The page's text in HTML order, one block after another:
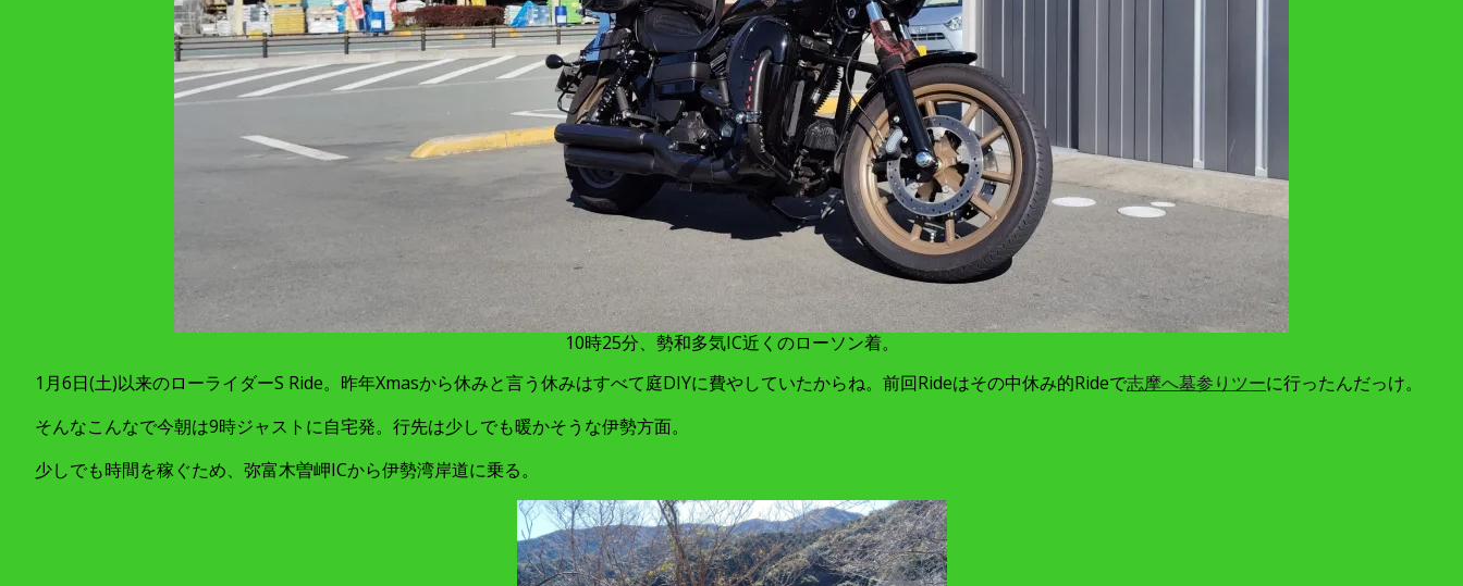
10時25分、勢和多気IC近くのローソン着。
1月6日(土)以来のローライダーS Ride。昨年Xmasから休みと言う休みはすべて庭DIYに費やしていたからね。前回Rideはその中休み的Rideで志摩へ墓参りツーに行ったんだっけ。
そんなこんなで今朝は9時ジャストに自宅発。行先は少しでも暖かそうな伊勢方面。
少しでも時間を稼ぐため、弥富木曽岬ICから伊勢湾岸道に乗る。